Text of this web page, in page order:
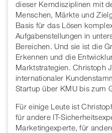
dieser Kerndisziplinen mit
Menschen, Märkte und
Basis für das Lösen
Aufgabenstellungen in
Bereichen. Und sie ist die
Erkennen und die
Marktstrategien. Christoph
internationaler
Startup über KMU bis zum
Für einige Leute ist
für andere IT-
Marketingexperte, für